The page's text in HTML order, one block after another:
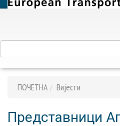
ПОЧЕТНА Вијести
Представници